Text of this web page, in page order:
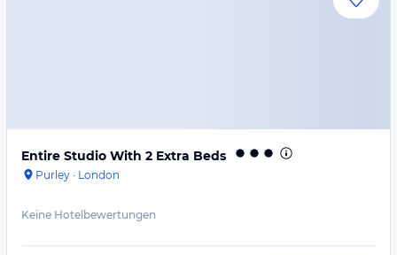
Entire Studio With 2 Extra Beds
Purley · London
Keine Hotelbewertungen